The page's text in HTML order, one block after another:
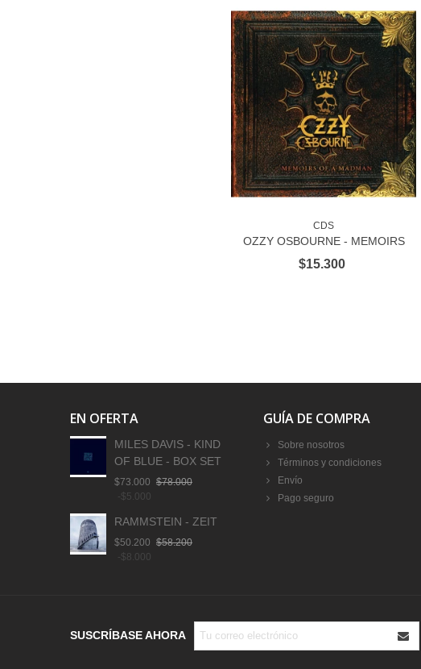
AÑADIR AL CARRITO
CDS
OZZY OSBOURNE - MEMOIRS
OF A MADMAN 1CD
$15.300
EN OFERTA
MILES DAVIS - KIND
OF BLUE - BOX SET
$73.000 $78.000
-$5.000
RAMMSTEIN - ZEIT
$50.200 $58.200
-$8.000
GUÍA DE COMPRA
Sobre nosotros
Términos y condiciones
Envío
Pago seguro
SUSCRÍBASE AHORA